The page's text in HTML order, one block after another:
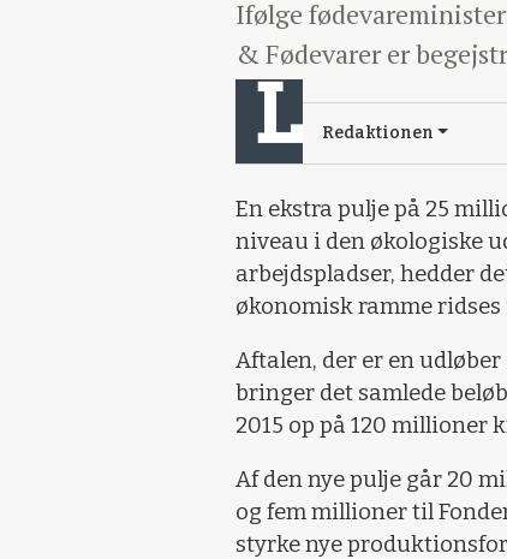
Ifølge
& Fødevarer er
Redaktionen
En ekstra pulje på 25
niveau i den økologiske
arbejdspladser, hedder
økonomisk ramme ridses
Aftalen, der er en
bringer det samlede
2015 op på 120 millioner
Af den nye pulje går 20
og fem millioner til
styrke nye